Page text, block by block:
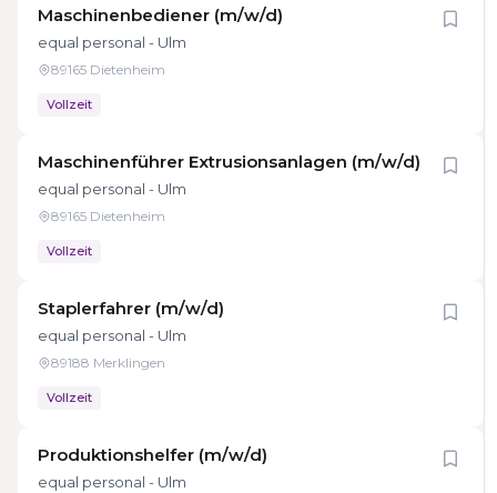
Maschinenbediener (m/w/d)
equal personal - Ulm
89165 Dietenheim
Vollzeit
Maschinenführer Extrusionsanlagen (m/w/d)
equal personal - Ulm
89165 Dietenheim
Vollzeit
Staplerfahrer (m/w/d)
equal personal - Ulm
89188 Merklingen
Vollzeit
Produktionshelfer (m/w/d)
equal personal - Ulm